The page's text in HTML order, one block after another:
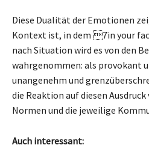
Diese Dualität der Emotionen
Kontext ist, in dem 7in your
nach Situation wird es von den
wahrgenommen: als provokant
unangenehm und
die Reaktion auf diesen
Normen und die jeweilige
Auch interessant: